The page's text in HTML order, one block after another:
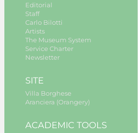
Editorial
Staff
Carlo Bilotti
Artists
The Museum System
Service Charter
Newsletter
SITE
Villa Borghese
Aranciera (Orangery)
ACADEMIC TOOLS